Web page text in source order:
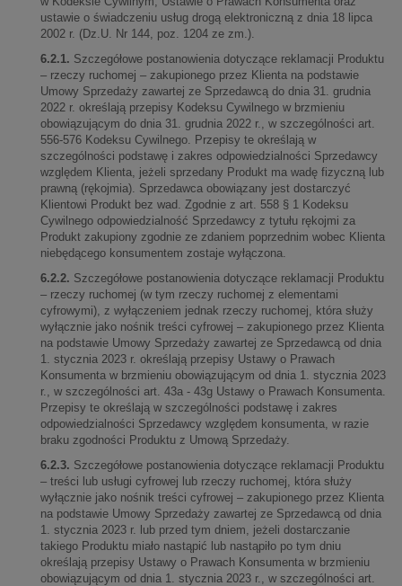
ustawie o świadczeniu usług drogą elektroniczną z dnia 18 lipca
2002 r. (Dz.U. Nr 144, poz. 1204 ze zm.).
6.2.1. Szczegółowe postanowienia dotyczące reklamacji Produktu
– rzeczy ruchomej – zakupionego przez Klienta na podstawie
Umowy Sprzedaży zawartej ze Sprzedawcą do dnia 31. grudnia
2022 r. określają przepisy Kodeksu Cywilnego w brzmieniu
obowiązującym do dnia 31. grudnia 2022 r., w szczególności art.
556-576 Kodeksu Cywilnego. Przepisy te określają w
szczególności podstawę i zakres odpowiedzialności Sprzedawcy
względem Klienta, jeżeli sprzedany Produkt ma wadę fizyczną lub
prawną (rękojmia). Sprzedawca obowiązany jest dostarczyć
Klientowi Produkt bez wad. Zgodnie z art. 558 § 1 Kodeksu
Cywilnego odpowiedzialność Sprzedawcy z tytułu rękojmi za
Produkt zakupiony zgodnie ze zdaniem poprzednim wobec Klienta
niebędącego konsumentem zostaje wyłączona.
6.2.2. Szczegółowe postanowienia dotyczące reklamacji Produktu
– rzeczy ruchomej (w tym rzeczy ruchomej z elementami
cyfrowymi), z wyłączeniem jednak rzeczy ruchomej, która służy
wyłącznie jako nośnik treści cyfrowej – zakupionego przez Klienta
na podstawie Umowy Sprzedaży zawartej ze Sprzedawcą od dnia
1. stycznia 2023 r. określają przepisy Ustawy o Prawach
Konsumenta w brzmieniu obowiązującym od dnia 1. stycznia 2023
r., w szczególności art. 43a - 43g Ustawy o Prawach Konsumenta.
Przepisy te określają w szczególności podstawę i zakres
odpowiedzialności Sprzedawcy względem konsumenta, w razie
braku zgodności Produktu z Umową Sprzedaży.
6.2.3. Szczegółowe postanowienia dotyczące reklamacji Produktu
– treści lub usługi cyfrowej lub rzeczy ruchomej, która służy
wyłącznie jako nośnik treści cyfrowej – zakupionego przez Klienta
na podstawie Umowy Sprzedaży zawartej ze Sprzedawcą od dnia
1. stycznia 2023 r. lub przed tym dniem, jeżeli dostarczanie
takiego Produktu miało nastąpić lub nastąpiło po tym dniu
określają przepisy Ustawy o Prawach Konsumenta w brzmieniu
obowiązującym od dnia 1. stycznia 2023 r., w szczególności art.